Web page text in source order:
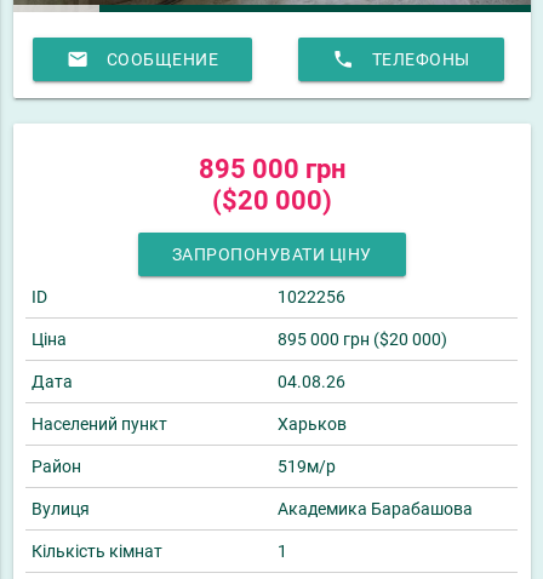
email СООБЩЕНИЕ phone ТЕЛЕФОНЫ
895 000 грн
($20 000)
ЗАПРОПОНУВАТИ ЦІНУ
ID 1022256
Ціна 895 000 грн ($20 000)
Дата 04.08.26
Населений пункт Харьков
Район 519м/р
Вулиця Академика Барабашова
Кількість кімнат 1